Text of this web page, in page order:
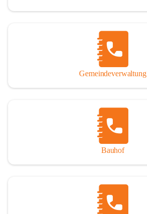
Gemeindeverwaltung
Bauhof